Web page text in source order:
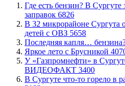
​Где есть бензин? В Сургуте
заправок 6826
В 32 микрорайоне Сургута
детей с ОВЗ 5658
​Последняя капля…
Яркое лето с Брусникой
У «Газпромнефти» в
ВИДЕОФАКТ 3400
​В Сургуте что-то горело